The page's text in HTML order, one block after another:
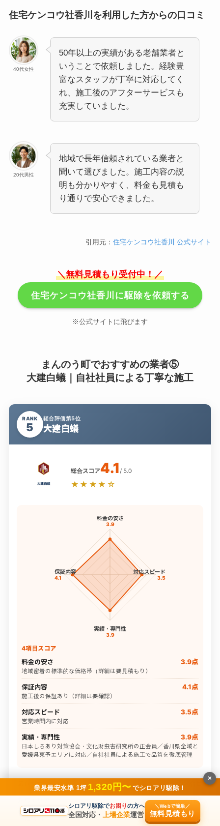
住宅ケンコウ社香川を利用した方からの口コミ
40代女性
50年以上の実績がある老舗業者と
いうことで依頼しました。経験豊
富なスタッフが丁寧に対応してく
れ、施工後のアフターサービスも
充実していました。
20代男性
地域で長年信頼されている業者と
聞いて選びました。施工内容の説
明も分かりやすく、料金も見積も
り通りで安心できました。
引用元：住宅ケンコウ社香川 公式サイト
＼無料見積もり受付中！／
住宅ケンコウ社香川に駆除を依頼する
※公式サイトに飛びます
まんのう町でおすすめの業者⑤
大建白蟻｜自社社員による丁寧な施工
RANK
5
総合評価第5位
大建白蟻
総合スコア4.1 / 5.0
★★★★☆
料金の安さ
3.9
対応スピード
3.5
実績・専門性
3.9
保証内容
4.1
4項目スコア
料金の安さ 3.9点
地域密着の標準的な価格帯（詳細は要見積もり）
保証内容 4.1点
施工後の保証あり（詳細は要確認）
対応スピード 3.5点
営業時間内に対応
実績・専門性 3.9点
日本しろあり対策協会・文化財虫害研究所の正会員／香川県全域と
愛媛県東予エリアに対応／自社社員による施工で品質を徹底管理
最低料金 要問合せ
香川県
保証期間 あり（要確認）
業界最安水準 1坪 1,320円〜 でシロアリ駆除！
シロアリ駆除でお困りの方へ
全国対応・ 上場企業運営
＼Webで簡単／
無料見積もり
×